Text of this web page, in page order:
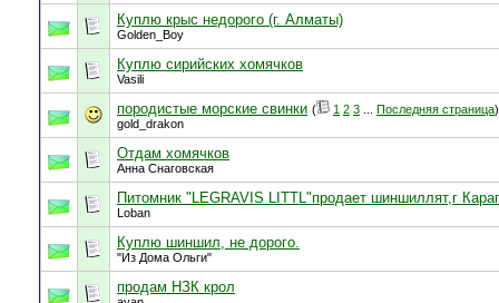
Куплю крыс недорого (г. Алматы)
Golden_Boy
Куплю сирийских хомячков
Vasili
породистые морские свинки ( 1 2 3 Последняя страница)
gold_drakon
Отдам хомячков
Анна Снаговская
Питомник "LEGRAVIS LITTL"продает шиншиллят,г
Loban
Куплю шиншил, не дорого.
"Из Дома Ольги"
продам НЗК крол